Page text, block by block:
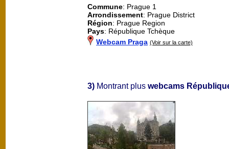
Commune: Prague 1
Arrondissement: Prague District
Région: Prague Region
Pays: République Tchèque
Webcam Praga (Voir sur la carte)
3) Montrant plus webcams